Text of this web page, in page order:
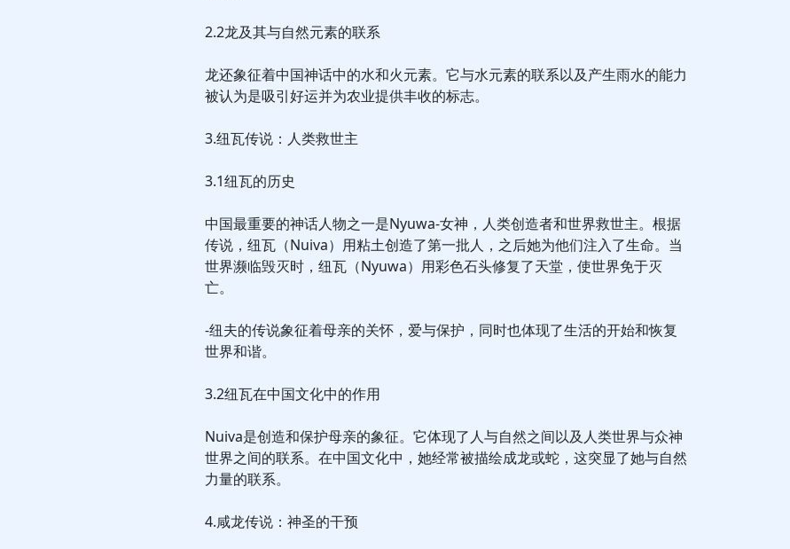
2.2龙及其与自然元素的联系
龙还象征着中国神话中的水和火元素。它与水元素的联系以及产生雨水的能力
被认为是吸引好运并为农业提供丰收的标志。
3.纽瓦传说：人类救世主
3.1纽瓦的历史
中国最重要的神话人物之一是Nyuwa-女神，人类创造者和世界救世主。根据
传说，纽瓦（Nuiva）用粘土创造了第一批人，之后她为他们注入了生命。当
世界濒临毁灭时，纽瓦（Nyuwa）用彩色石头修复了天堂，使世界免于灭
亡。
-纽夫的传说象征着母亲的关怀，爱与保护，同时也体现了生活的开始和恢复
世界和谐。
3.2纽瓦在中国文化中的作用
Nuiva是创造和保护母亲的象征。它体现了人与自然之间以及人类世界与众神
世界之间的联系。在中国文化中，她经常被描绘成龙或蛇，这突显了她与自然
力量的联系。
4.咸龙传说：神圣的干预